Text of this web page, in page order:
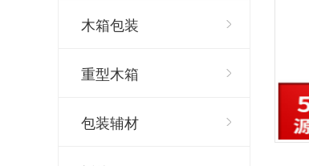
木箱包装
重型木箱
包装辅材